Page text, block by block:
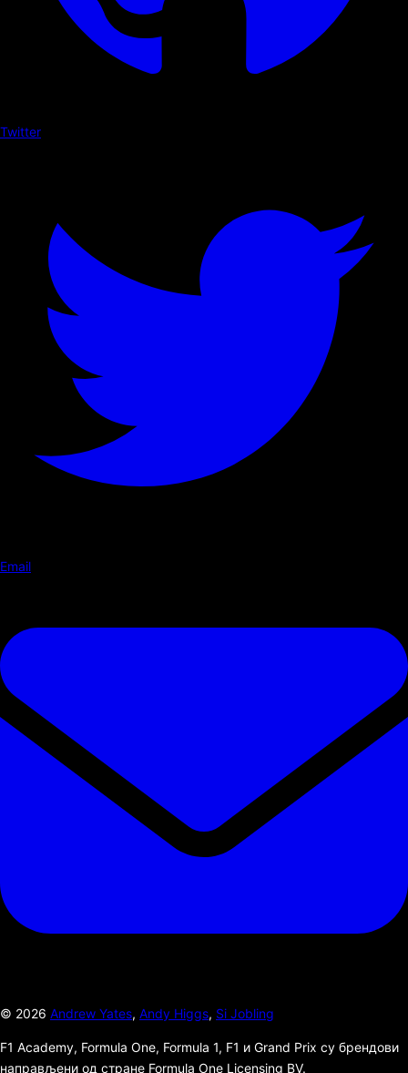
Twitter
Email
© 2026 Andrew Yates, Andy Higgs, Si Jobling
F1 Academy, Formula One, Formula 1, F1 и Grand Prix су брендови
направљени од стране Formula One Licensing BV.